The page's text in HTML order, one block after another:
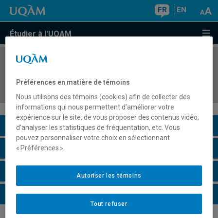
FR EN
Étudier à l'UQAM
COURS//
gouvernance d'entreprise
Description du cours
Horaire - Été 2026
Horaire - Automne 2026
Horaire - Hiver 2027
Préférences en matière de témoins
Nous utilisons des témoins (cookies) afin de collecter des
informations qui nous permettent d’améliorer votre
expérience sur le site, de vous proposer des contenus vidéo,
d’analyser les statistiques de fréquentation, etc. Vous
pouvez personnaliser votre choix en sélectionnant
« Préférences ».
Tout refuser
Autoriser les témoins